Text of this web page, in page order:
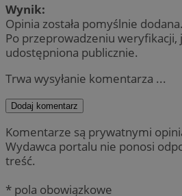
Wynik:
Opinia została pomyślnie dodana.
Po przeprowadzeniu weryfikacji,
udostępniona publicznie.
Trwa wysyłanie komentarza ...
Dodaj komentarz
Komentarze są prywatnymi
Wydawca portalu nie ponosi
treść.
* pola obowiązkowe